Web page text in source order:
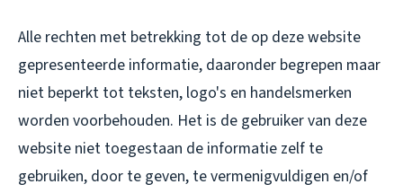
Alle rechten met betrekking tot de op deze website
gepresenteerde informatie, daaronder begrepen maar
niet beperkt tot teksten, logo's en handelsmerken
worden voorbehouden. Het is de gebruiker van deze
website niet toegestaan de informatie zelf te
gebruiken, door te geven, te vermenigvuldigen en/of